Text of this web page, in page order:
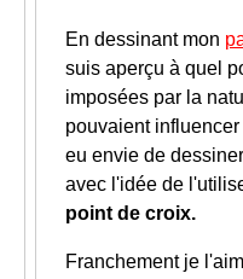
En dessinant mon
suis aperçu à quel
imposées par la
pouvaient
eu envie de
avec l'idée de
point de croix.
Franchement je